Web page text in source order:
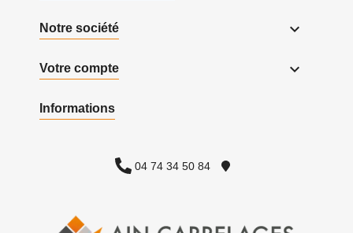
Notre société 
Votre compte 
Informations
04 74 34 50 84